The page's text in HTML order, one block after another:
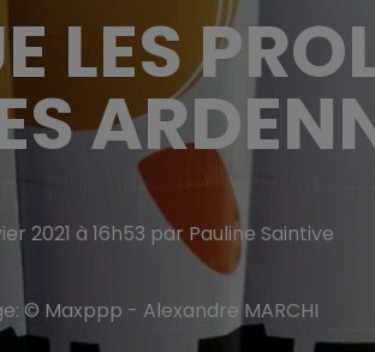
LES
2021 à 16h53 par Pauline Saintive
© Maxppp - Alexandre MARCHI